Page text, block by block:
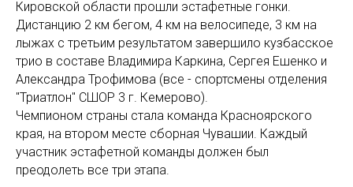
Кировской области прошли эстафетные гонки.
Дистанцию 2 км бегом, 4 км на велосипеде, 3 км на
лыжах с третьим результатом завершило кузбасское
трио в составе Владимира Каркина, Сергея Ешенко и
Александра Трофимова (все - спортсмены отделения
"Триатлон" СШОР 3 г. Кемерово).
Чемпионом страны стала команда Красноярского
края, на втором месте сборная Чувашии. Каждый
участник эстафетной команды должен был
преодолеть все три этапа.